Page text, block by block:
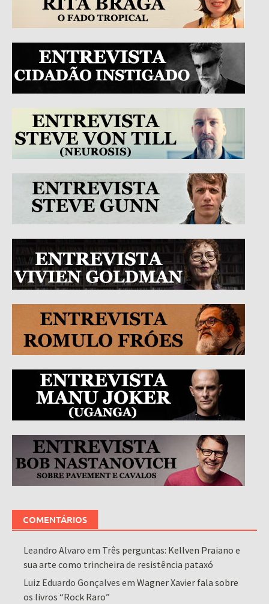
COMENTÁRIOS
Leandro Alvaro em Três perguntas: Kellven Praiano e
sua arte como trincheira de resistência pataxó
Luiz Eduardo Gonçalves emWagner Xavier fala sobre
os livros “Rock Raro”